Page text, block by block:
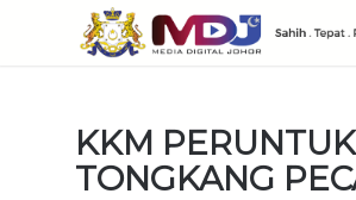
KKM
TONGKANG